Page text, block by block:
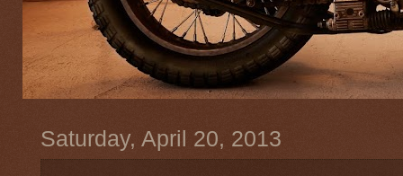
Saturday, April 20, 2013